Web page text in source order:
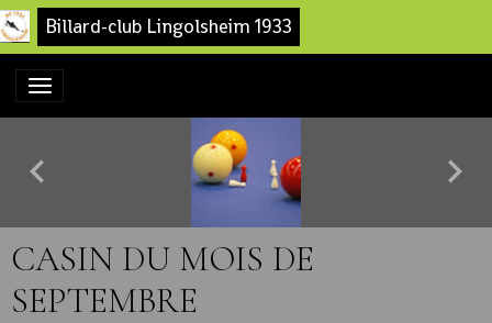
Billard-club Lingolsheim 1933
CASIN DU MOIS DE
SEPTEMBRE